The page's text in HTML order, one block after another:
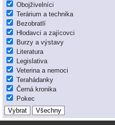
Obojživelníci
Terárium a technika
Bezobratlí
Hlodavci a zajícovci
Burzy a výstavy
Literatura
Legislativa
Veterina a nemoci
Terahádanky
Černá kronika
Pokec